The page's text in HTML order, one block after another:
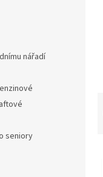
nářadí
seniory